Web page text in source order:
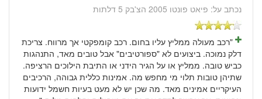
נכתב על: פיאט פונטו 2005 הצ'בק 5 דלתות
"רכב מעולה ממליץ עליו בחום. רכב קומפקטי אך מרווח. צריכת
דלק נמוכה. ביצועים לא "ספורטיבים" אבל טובים מאד, התנהגות
כביש טובה. ממליץ או על הגיר הידני או התיבת הילוכים הרציפה.
שתיהן טובות תלוי מי מחפש מה. אמינות כללית גבוהה, הרכיבים
העיקריים אמינים מאד. מה שכן יש לא מעט בעיות חשמל ידועות